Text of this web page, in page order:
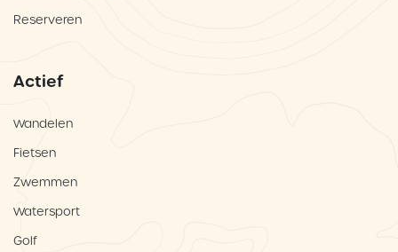
Reserveren
Actief
Wandelen
Fietsen
Zwemmen
Watersport
Golf